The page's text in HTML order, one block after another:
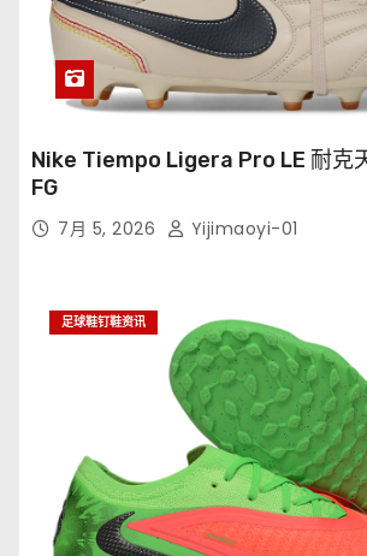
Nike Tiempo Ligera Pro LE 耐克
FG
7月 5, 2026 Yijimaoyi-01
足球鞋钉鞋资讯